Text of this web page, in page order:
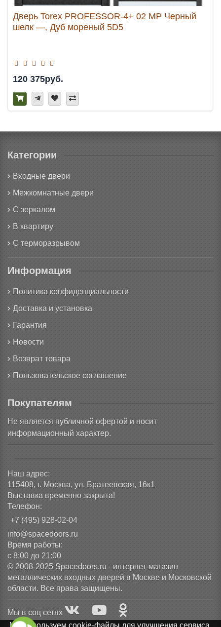
Дверь Torex PROFESSOR-4+ 02 MP Черный
шелк —, Дуб мореный 5D5
120 375руб.
Категории
Входные двери
Межкомнатные двери
С зеркалом
В квартиру
С терморазрывом
Информация
Политика конфиденциальности
Доставка и установка
Гарантия
Новости
Возврат товара
Пользовательское соглашение
Покупателям
Не является публичной офертой и носит
информационный характер.
Наш адрес:
115408, г. Москва, ул. Братеевская, 16к1
Выставка временно закрыта!
Телефон:
+7 (495) 928-02-04
info@spacedoors.ru
Время работы:
с 8:00 до 21:00
© 2008-2025 Spacedoors.ru - интернет-магазин
металлических входных дверей в Москве и Московской
области. Все права защищены.
Мы в соц сетях
Мы используем cookie-файлы для улучшения сервиса.